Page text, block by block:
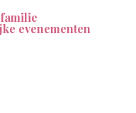
evenementen